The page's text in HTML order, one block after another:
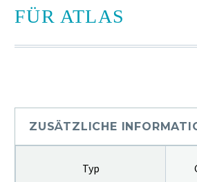
FÜR ATLAS
ZUSÄTZLICHE
Typ